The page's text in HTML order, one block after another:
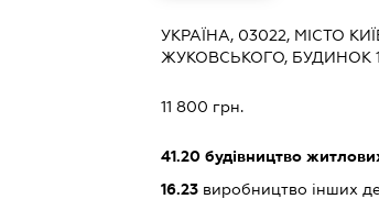
УКРАЇНА, 03022, МІСТО
ЖУКОВСЬКОГО, БУДИНОК
11 800 грн.
41.20будівництво
16.23виробництво інших